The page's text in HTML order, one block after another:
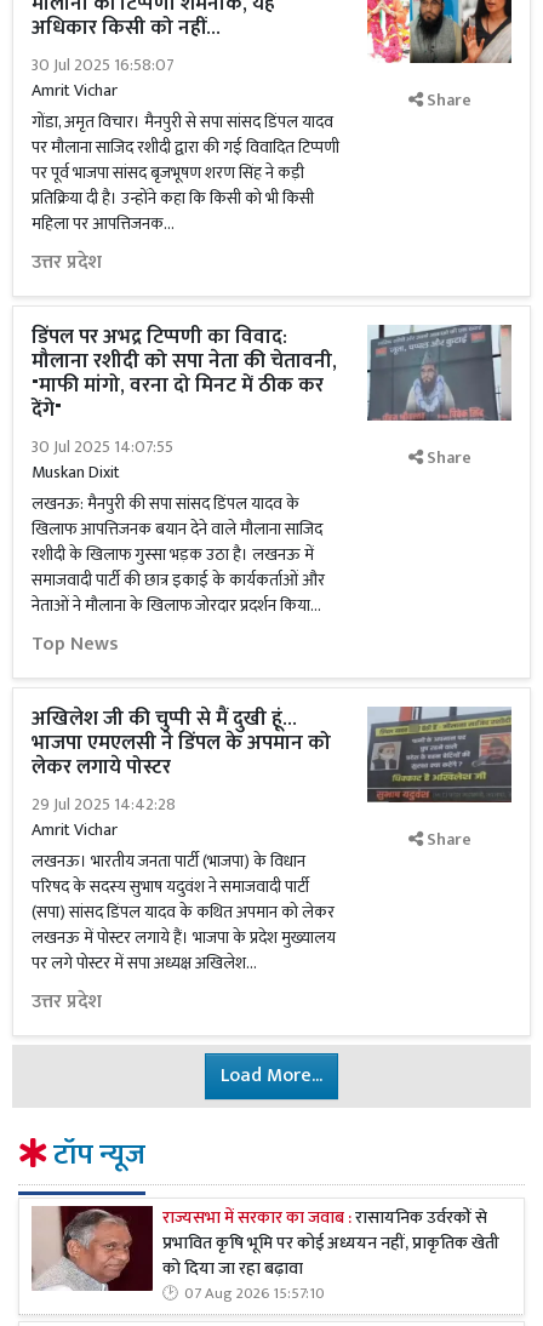
अधिकार किसी को नहीं...
30 Jul 2025 16:58:07
Amrit Vichar
गोंडा, अमृत विचार। मैनपुरी से सपा सांसद डिंपल यादव
पर मौलाना साजिद रशीदी द्वारा की गई विवादित टिप्पणी
पर पूर्व भाजपा सांसद बृजभूषण शरण सिंह ने कड़ी
प्रतिक्रिया दी है। उन्होंने कहा कि किसी को भी किसी
महिला पर आपत्तिजनक...
उत्तर प्रदेश
Share
डिंपल पर अभद्र टिप्पणी का विवाद:
मौलाना रशीदी को सपा नेता की चेतावनी,
"माफी मांगो, वरना दो मिनट में ठीक कर
देंगे"
30 Jul 2025 14:07:55
Muskan Dixit
लखनऊ: मैनपुरी की सपा सांसद डिंपल यादव के
खिलाफ आपत्तिजनक बयान देने वाले मौलाना साजिद
रशीदी के खिलाफ गुस्सा भड़क उठा है। लखनऊ में
समाजवादी पार्टी की छात्र इकाई के कार्यकर्ताओं और
नेताओं ने मौलाना के खिलाफ जोरदार प्रदर्शन किया...
Top News
Share
अखिलेश जी की चुप्पी से मैं दुखी हूं...
भाजपा एमएलसी ने डिंपल के अपमान को
लेकर लगाये पोस्टर
29 Jul 2025 14:42:28
Amrit Vichar
लखनऊ। भारतीय जनता पार्टी (भाजपा) के विधान
परिषद के सदस्य सुभाष यदुवंश ने समाजवादी पार्टी
(सपा) सांसद डिंपल यादव के कथित अपमान को लेकर
लखनऊ में पोस्टर लगाये हैं। भाजपा के प्रदेश मुख्यालय
पर लगे पोस्टर में सपा अध्यक्ष अखिलेश...
उत्तर प्रदेश
Share
Load More...
टॉप न्यूज
राज्यसभा में सरकार का जवाब :रासायनिक उर्वरकों से
प्रभावित कृषि भूमि पर कोई अध्ययन नहीं, प्राकृतिक खेती
को दिया जा रहा बढ़ावा
07 Aug 2026 15:57:10